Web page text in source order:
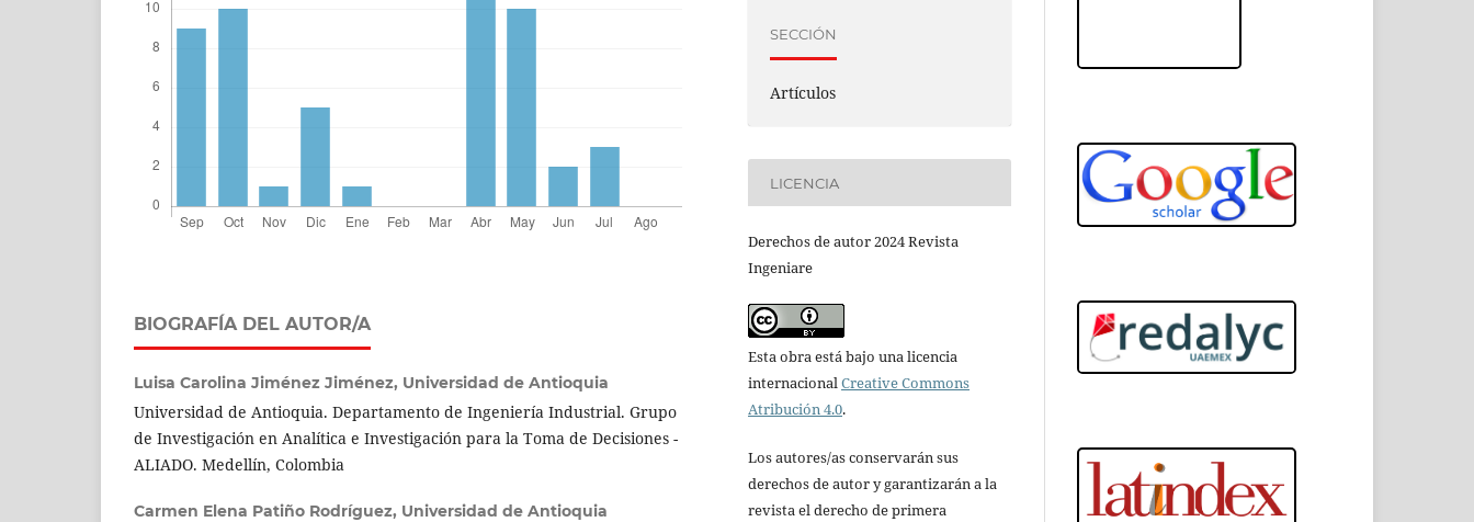
BIOGRAFÍA DEL AUTOR/A
Luisa Carolina Jiménez Jiménez, Universidad de Antioquia
Universidad de Antioquia. Departamento de Ingeniería Industrial. Grupo
de Investigación en Analítica e Investigación para la Toma de Decisiones -
ALIADO. Medellín, Colombia
Carmen Elena Patiño Rodríguez, Universidad de Antioquia
SECCIÓN
Artículos
LICENCIA
Derechos de autor 2024 Revista
Ingeniare
Esta obra está bajo una licencia
internacional Creative Commons
Atribución 4.0.
Los autores/as conservarán sus
derechos de autor y garantizarán a la
revista el derecho de primera